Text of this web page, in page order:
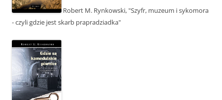
Robert M. Rynkowski, "Szyfr, muzeum i sykomora
- czyli gdzie jest skarb prapradziadka"